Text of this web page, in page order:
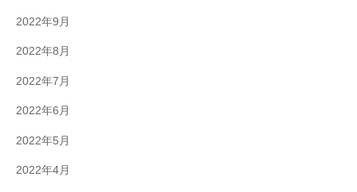
2022年9月
2022年8月
2022年7月
2022年6月
2022年5月
2022年4月